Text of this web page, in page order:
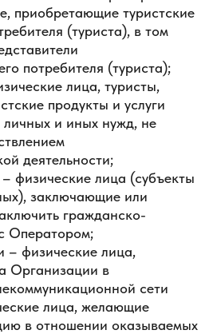
приобретающие туристские
(туриста), в том
потребителя (туриста);
лица, туристы,
продукты и услуги
личных и иных нужд, не
деятельности;
физические лица (субъекты
заключающие или
гражданско-
Оператором;
– физические лица,
Организации в
сети
лица, желающие
в отношении оказываемых